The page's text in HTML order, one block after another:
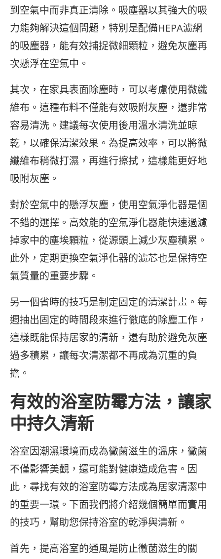
到空氣中而非真正清除。吸塵器以其強大的吸
力能夠解決這個問題，特別是配備HEPA濾網
的吸塵器，能有效捕捉微細顆粒，避免灰塵再
次懸浮在空氣中。
其次，在家具表面除塵時，可以考慮使用微纖
維布。這種布料不僅能有效吸附灰塵，還非常
容易清洗。建議每次使用後用溫水清洗並晾
乾，以確保清潔效果。為提高效率，可以將微
纖維布稍微打濕，再進行擦拭，這樣能更好地
吸附灰塵。
對於空氣中的懸浮灰塵，使用空氣淨化器是個
不錯的選擇。高效能的空氣淨化器能快速過濾
掉家中的塵埃顆粒，從源頭上減少灰塵積累。
此外，定期更換空氣淨化器的濾芯也是保持空
氣質量的重要步驟。
另一個省時的技巧是制定固定的清潔計畫。每
週抽出固定的時間段來進行徹底的除塵工作，
這樣既能保持居家的清新，還有助於避免灰塵
過多積累，讓每次清潔都不再成為沉重的負
擔。
有效的浴室防霉方法，讓家
中持久清新
浴室因潮濕環境而成為黴菌滋生的溫床，黴菌
不僅影響美觀，還可能對健康造成危害。因
此，尋找有效的浴室防霉方法成為居家清潔中
的重要一環。下面我們將介紹幾個簡單而實用
的技巧，幫助您保持浴室的乾淨與清新。
首先，提高浴室的通風是防止黴菌滋生的關